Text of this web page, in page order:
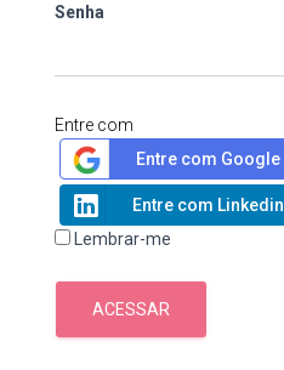
Senha
Entre com
Entre com Google
Entre com Linkedin
Lembrar-me
ACESSAR